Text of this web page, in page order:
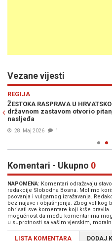
Vezane vijesti
REGIJA
ŽESTOKA RASPRAVA U
državnom zastavom otvorio
nasljeđa
28. Maj 2026 1
Komentari - Ukupno 0
NAPOMENA: Komentari odražavaju
redakcije Slobodna Bosna. Molimo
psovanja i vulgarnog izražavanja.
bez najave i objašnjenja. Zbog velikog
obrisati sve komentare koji krše
mogućnost da među komentarima
u suprotnosti sa vašim vjerskim,
LISTA KOMENTARA DODAJ